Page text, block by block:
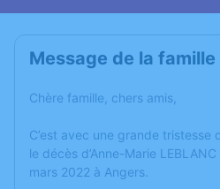
Message de la famille
Chère famille, chers amis,
C’est avec une grande tristesse
le décès d’Anne-Marie
mars 2022 à Angers.